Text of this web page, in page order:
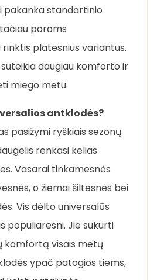
pakanka standartinio
poroms
platesnius variantus.
daugiau komforto ir
miego metu.
antklodės?
pasižymi ryškiais sezonų
renkasi kelias
Vasarai tinkamesnės
o žiemai šiltesnės bei
Vis dėlto universalūs
populiaresni. Jie sukurti
komfortą visais metų
ypač patogios tiems,